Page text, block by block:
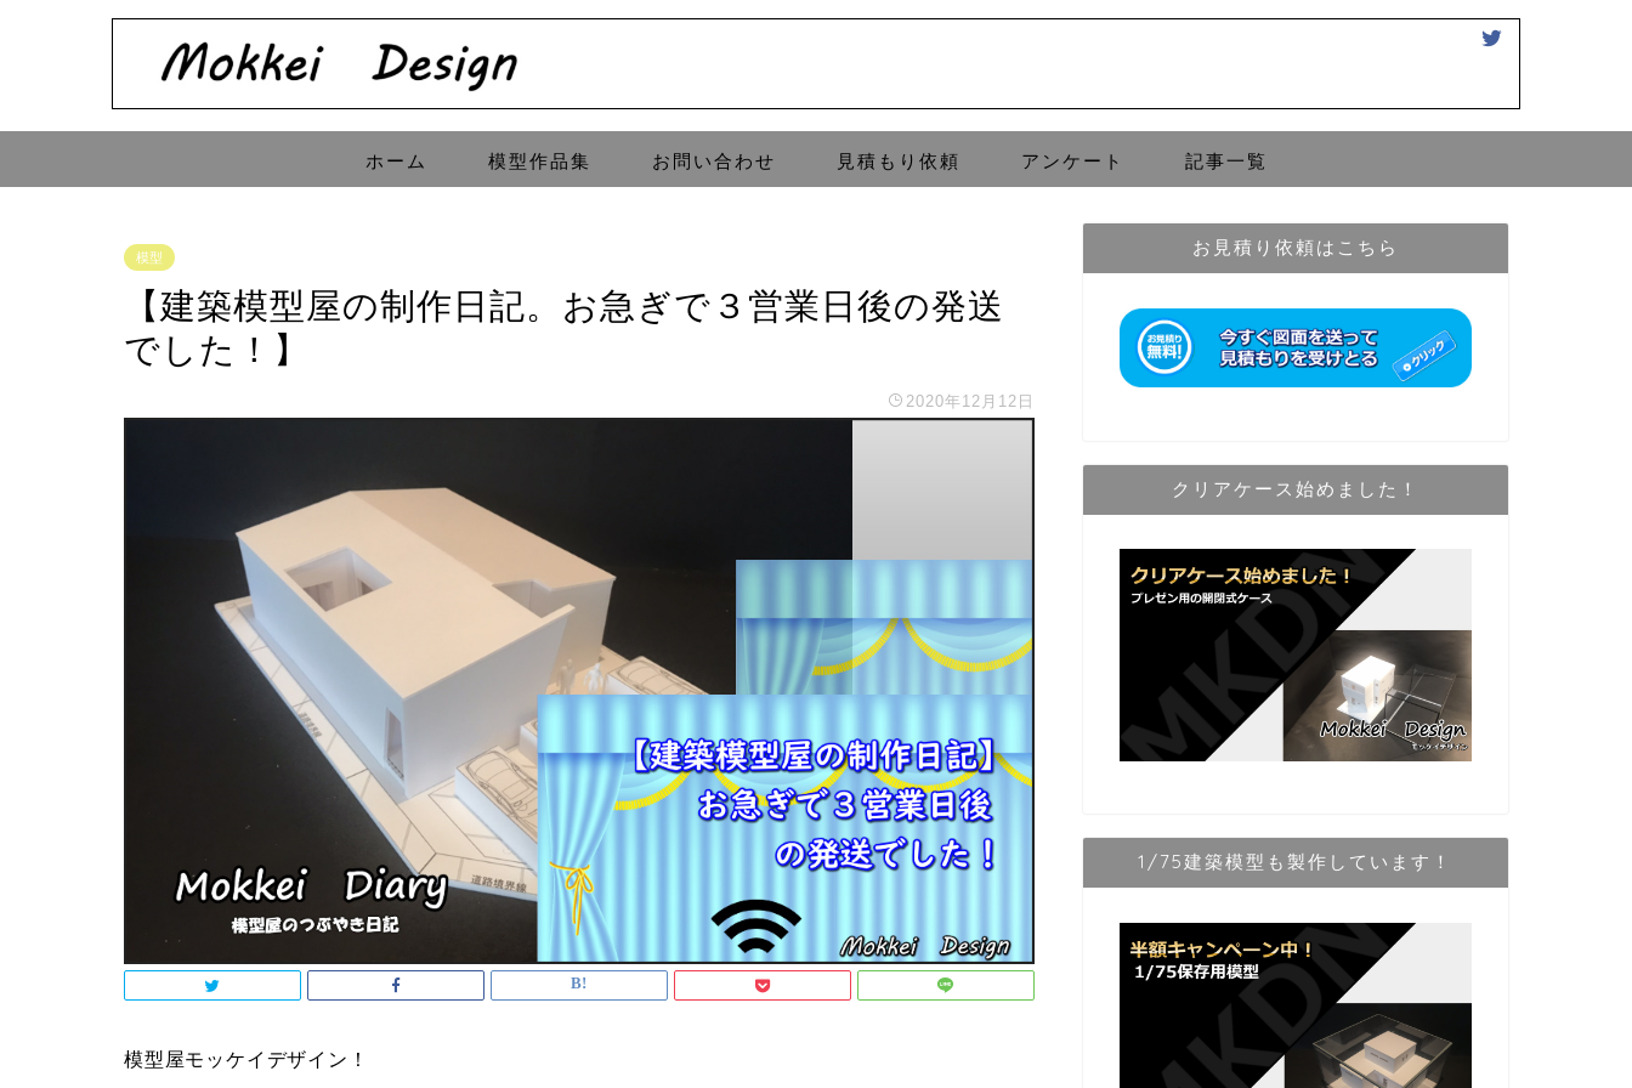
ホーム 模型作品集 お問い合わせ 見積もり依頼 アンケート 記事一覧
模型
【建築模型屋の制作日記。お急ぎで３営業日後の発送
でした！】
2020年12月12日
模型屋モッケイデザイン！
お見積り依頼はこちら
クリアケース始めました！
1/75建築模型も製作しています！